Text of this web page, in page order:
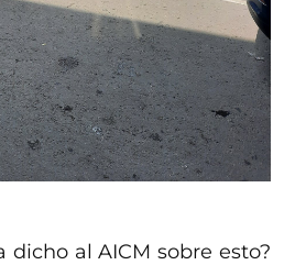
dicho al AICM sobre esto?